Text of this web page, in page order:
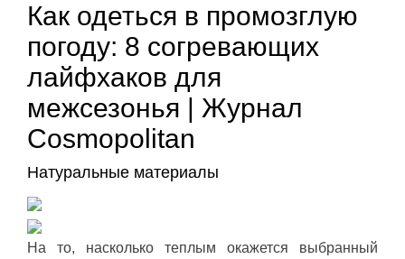
Как одеться в промозглую
погоду: 8 согревающих
лайфхаков для
межсезонья | Журнал
Cosmopolitan
Натуральные материалы
На то, насколько теплым окажется выбранный